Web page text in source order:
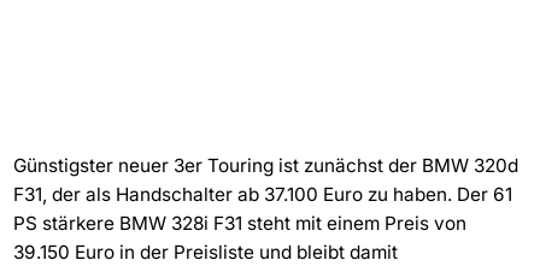
Günstigster neuer 3er Touring ist zunächst der BMW 320d
F31, der als Handschalter ab 37.100 Euro zu haben. Der 61
PS stärkere BMW 328i F31 steht mit einem Preis von
39.150 Euro in der Preisliste und bleibt damit